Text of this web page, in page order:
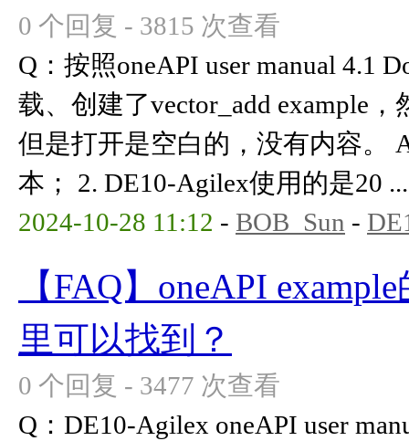
0 个回复 - 3815 次查看
Q：按照oneAPI user manual 4.1
载、创建了vector_add example
但是打开是空白的，没有内容。
本； 2. DE10-Agilex使用的是20 ...
2024-10-28 11:12 - BOB_Sun -
【FAQ】oneAPI
里可以找到？
0 个回复 - 3477 次查看
Q：DE10-Agilex oneAPI user